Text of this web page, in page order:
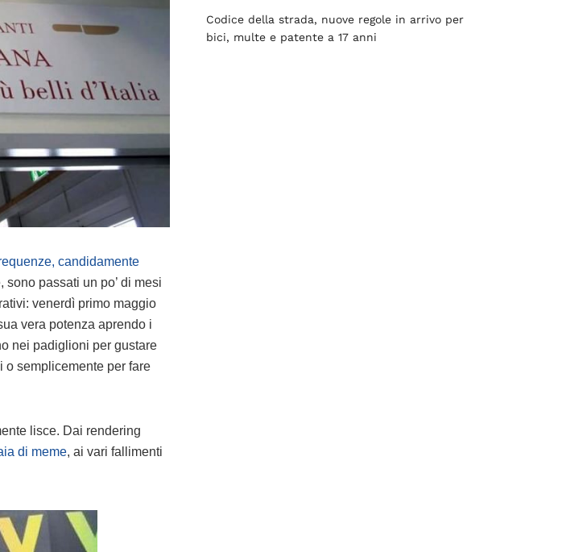
candidamente
sono passati un po’ di mesi
venerdì primo maggio
vera potenza aprendo i
nei padiglioni per gustare
o semplicemente per fare
lisce. Dai rendering
di meme, ai vari fallimenti
Codice della strada, nuove regole in arrivo per
bici, multe e patente a 17 anni